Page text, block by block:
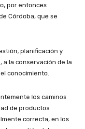
por entonces
Córdoba, que se
planificación y
la conservación de la
conocimiento.
los caminos
de productos
correcta, en los